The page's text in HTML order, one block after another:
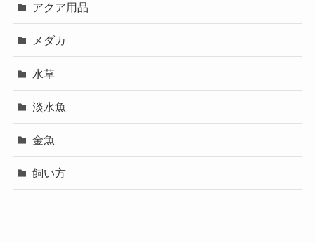
アクア用品
メダカ
水草
淡水魚
金魚
飼い方